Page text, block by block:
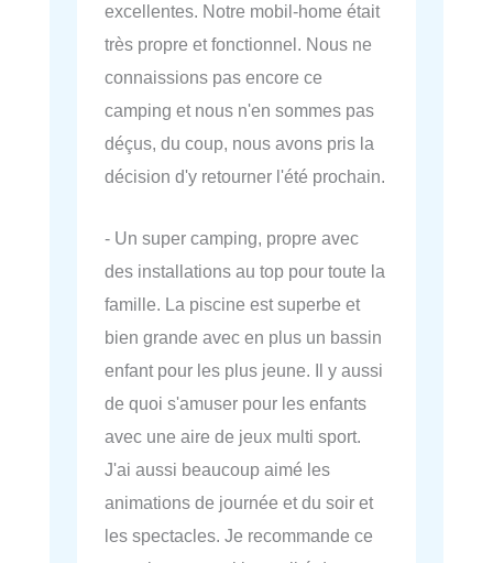
excellentes. Notre mobil-home était
très propre et fonctionnel. Nous ne
connaissions pas encore ce
camping et nous n'en sommes pas
déçus, du coup, nous avons pris la
décision d'y retourner l'été prochain.
- Un super camping, propre avec
des installations au top pour toute la
famille. La piscine est superbe et
bien grande avec en plus un bassin
enfant pour les plus jeune. Il y aussi
de quoi s'amuser pour les enfants
avec une aire de jeux multi sport.
J'ai aussi beaucoup aimé les
animations de journée et du soir et
les spectacles. Je recommande ce